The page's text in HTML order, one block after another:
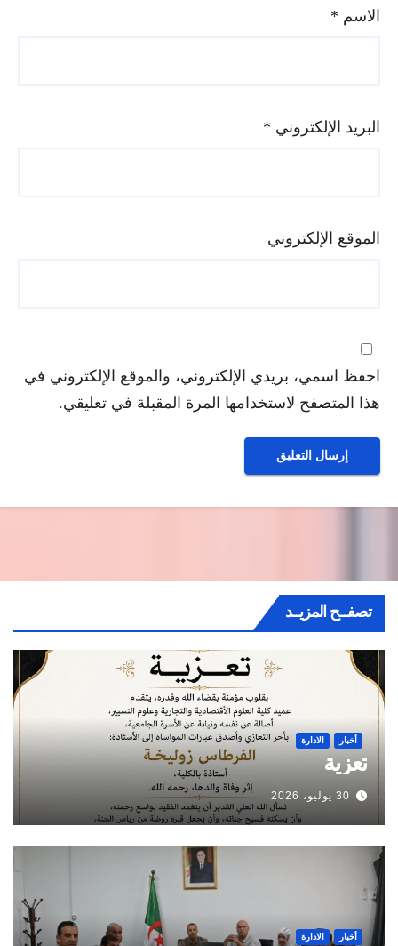
الاسم*
البريد الإلكتروني*
الموقع الإلكتروني
احفظ اسمي، بريدي الإلكتروني، والموقع الإلكتروني في
هذا المتصفح لاستخدامها المرة المقبلة في تعليقي.
تصفــح المزيــد
أخبار الادارة
تعزية
30 يوليو، 2026
أخبار الادارة